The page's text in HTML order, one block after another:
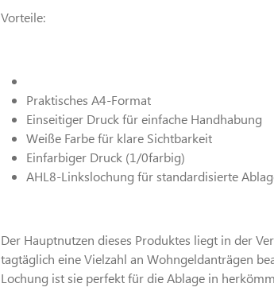
Vorteile:
Praktisches A4-Format
Einseitiger Druck für einfache Handhabung
Weiße Farbe für klare Sichtbarkeit
Einfarbiger Druck (1/0farbig)
AHL8-Linkslochung für standardisierte
Der Hauptnutzen dieses Produktes liegt in der
tagtäglich eine Vielzahl an Wohngeldanträgen
Lochung ist sie perfekt für die Ablage in